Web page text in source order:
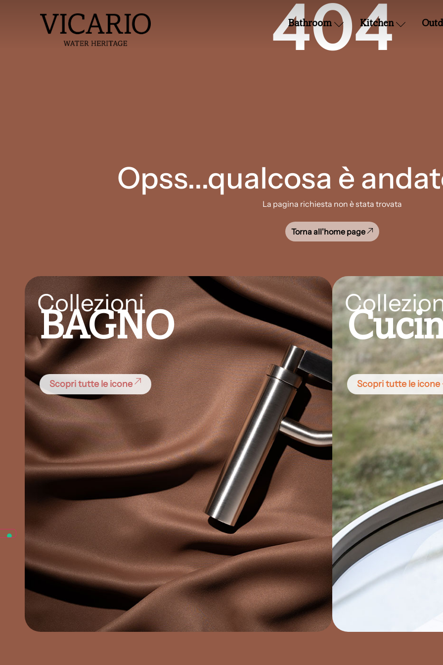
Bathroom Kitchen
404
Opss...qualcosa è
La pagina richiesta non è stata trovata
Torna all'home page
Collezioni
BAGNO
Scopri tutte le icone Scopri tutte le icone